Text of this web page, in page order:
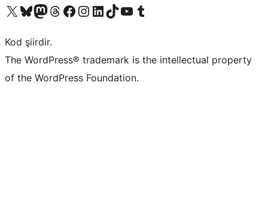
X (eski Twitter) hesabımıza bakın
Bluesky hesabımızı ziyaret edinMastodon hesabımızı ziyaret edinThreads hesabımızı ziyaret edinFacebook sayfamızı ziyaret edinInstagram hesabımızı ziyaret edinLinkedIn hesabımızı ziyaret edinTikTok hesabımızı ziyaret edinYouTube kanalımızı ziyaret edinTumblr hesabımızı ziyaret edin
Kod şiirdir.
The WordPress® trademark is the intellectual property
of the WordPress Foundation.